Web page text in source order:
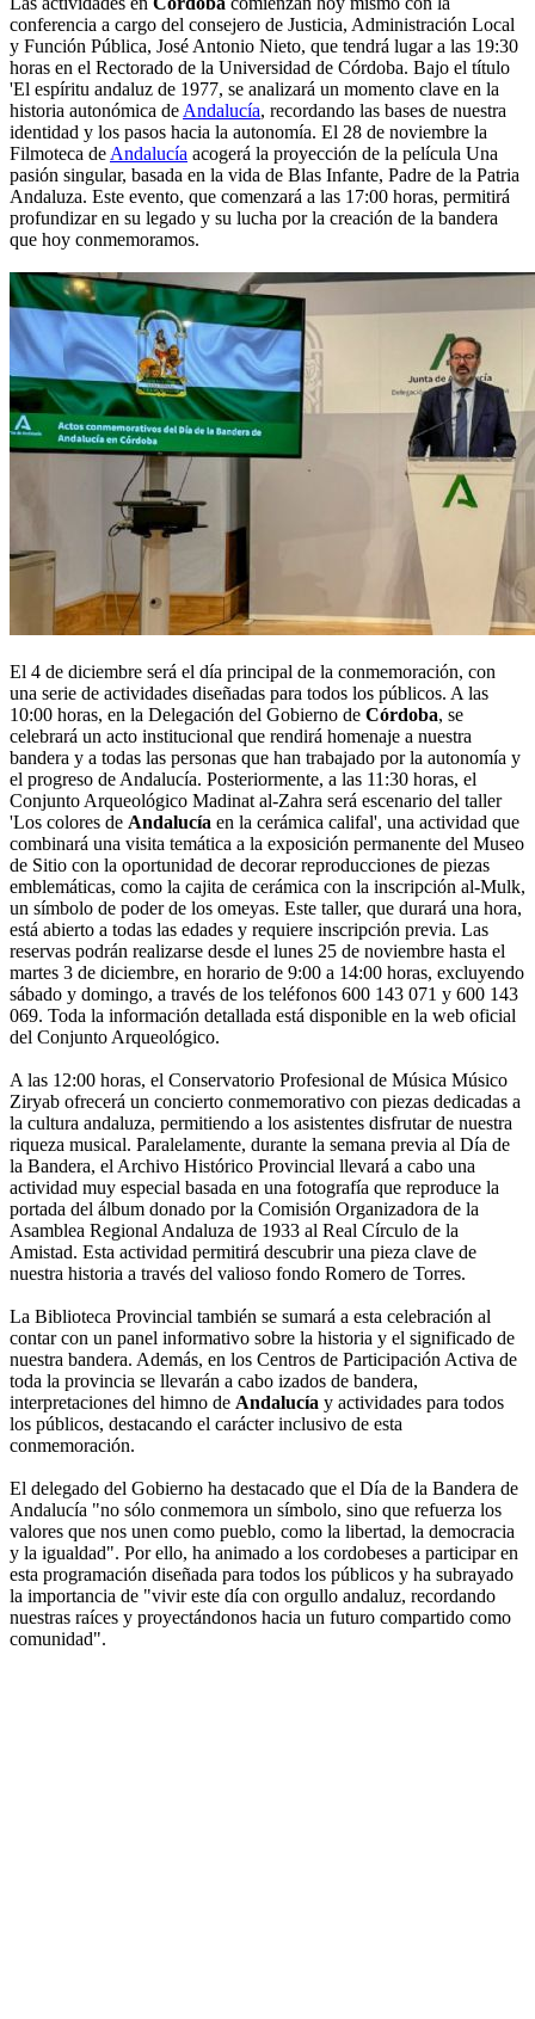
conferencia a cargo del consejero de Justicia, Administración Local
y Función Pública, José Antonio Nieto, que tendrá lugar a las 19:30
horas en el Rectorado de la Universidad de Córdoba. Bajo el título
'El espíritu andaluz de 1977, se analizará un momento clave en la
historia autonómica de Andalucía, recordando las bases de nuestra
identidad y los pasos hacia la autonomía. El 28 de noviembre la
Filmoteca de Andalucía acogerá la proyección de la película Una
pasión singular, basada en la vida de Blas Infante, Padre de la Patria
Andaluza. Este evento, que comenzará a las 17:00 horas, permitirá
profundizar en su legado y su lucha por la creación de la bandera
que hoy conmemoramos.
El 4 de diciembre será el día principal de la conmemoración, con
una serie de actividades diseñadas para todos los públicos. A las
10:00 horas, en la Delegación del Gobierno de Córdoba, se
celebrará un acto institucional que rendirá homenaje a nuestra
bandera y a todas las personas que han trabajado por la autonomía y
el progreso de Andalucía. Posteriormente, a las 11:30 horas, el
Conjunto Arqueológico Madinat al-Zahra será escenario del taller
'Los colores de Andalucía en la cerámica califal', una actividad que
combinará una visita temática a la exposición permanente del Museo
de Sitio con la oportunidad de decorar reproducciones de piezas
emblemáticas, como la cajita de cerámica con la inscripción al-Mulk,
un símbolo de poder de los omeyas. Este taller, que durará una hora,
está abierto a todas las edades y requiere inscripción previa. Las
reservas podrán realizarse desde el lunes 25 de noviembre hasta el
martes 3 de diciembre, en horario de 9:00 a 14:00 horas, excluyendo
sábado y domingo, a través de los teléfonos 600 143 071 y 600 143
069. Toda la información detallada está disponible en la web oficial
del Conjunto Arqueológico.
A las 12:00 horas, el Conservatorio Profesional de Música Músico
Ziryab ofrecerá un concierto conmemorativo con piezas dedicadas a
la cultura andaluza, permitiendo a los asistentes disfrutar de nuestra
riqueza musical. Paralelamente, durante la semana previa al Día de
la Bandera, el Archivo Histórico Provincial llevará a cabo una
actividad muy especial basada en una fotografía que reproduce la
portada del álbum donado por la Comisión Organizadora de la
Asamblea Regional Andaluza de 1933 al Real Círculo de la
Amistad. Esta actividad permitirá descubrir una pieza clave de
nuestra historia a través del valioso fondo Romero de Torres.
La Biblioteca Provincial también se sumará a esta celebración al
contar con un panel informativo sobre la historia y el significado de
nuestra bandera. Además, en los Centros de Participación Activa de
toda la provincia se llevarán a cabo izados de bandera,
interpretaciones del himno de Andalucía y actividades para todos
los públicos, destacando el carácter inclusivo de esta
conmemoración.
El delegado del Gobierno ha destacado que el Día de la Bandera de
Andalucía "no sólo conmemora un símbolo, sino que refuerza los
valores que nos unen como pueblo, como la libertad, la democracia
y la igualdad". Por ello, ha animado a los cordobeses a participar en
esta programación diseñada para todos los públicos y ha subrayado
la importancia de "vivir este día con orgullo andaluz, recordando
nuestras raíces y proyectándonos hacia un futuro compartido como
comunidad".